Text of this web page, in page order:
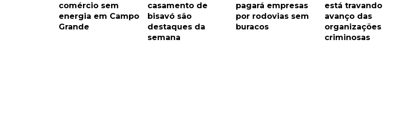
comércio sem
energia em Campo
Grande
casamento de
bisavó são
destaques da
semana
pagará empresas
por rodovias sem
buracos
está travando
avanço das
organizações
criminosas